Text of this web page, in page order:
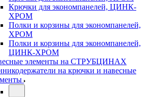
Крючки для экономпанелей, ЦИНК-
ХРОМ
Полки и корзины для экономпанелей,
ХРОМ
Полки и корзины для экономпанелей,
ЦИНК-ХРОМ
элементы на СТРУБЦИНАХ
на крючки и навесные